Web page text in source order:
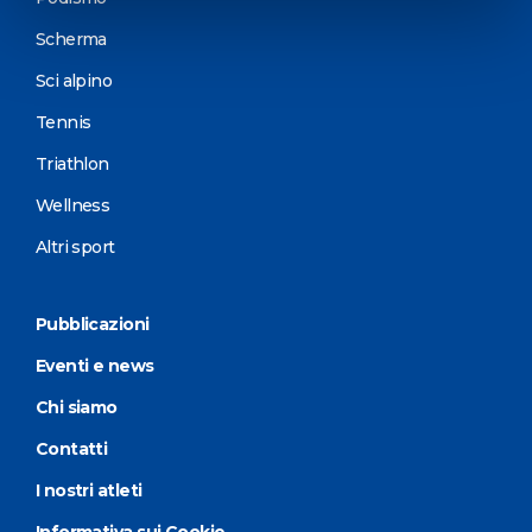
Scherma
Sci alpino
Tennis
Triathlon
Wellness
Altri sport
Pubblicazioni
Eventi e news
Chi siamo
Contatti
I nostri atleti